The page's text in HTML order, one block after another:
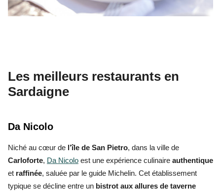
Les meilleurs restaurants en
Sardaigne
Da Nicolo
Niché au cœur de l’île de San Pietro, dans la ville de
Carloforte, Da Nicolo est une expérience culinaire authentique
et raffinée, saluée par le guide Michelin. Cet établissement
typique se décline entre un bistrot aux allures de taverne